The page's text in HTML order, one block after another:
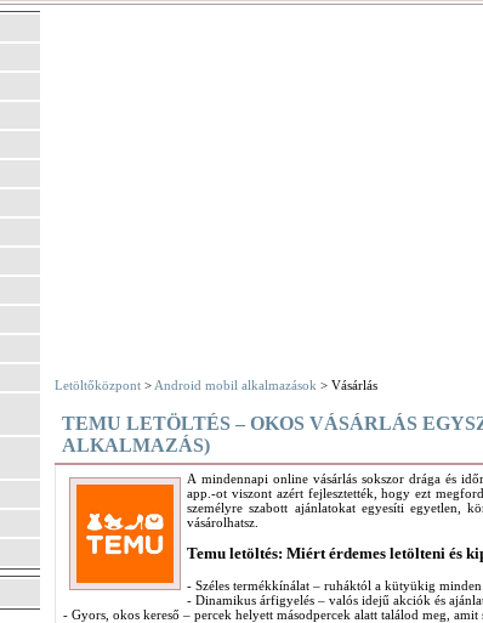
Letöltőközpont > Android mobil alkalmazások > Vásárlás
TEMU LETÖLTÉS – OKOS VÁSÁRLÁS
ALKALMAZÁS)
A mindennapi online vásárlás sokszor drága és
app.-ot viszont azért fejlesztették, hogy ezt
személyre szabott ajánlatokat egyesíti egyetlen,
vásárolhatsz.
Temu letöltés: Miért érdemes letölteni és
- Széles termékkínálat – ruháktól a kütyükig minden
- Dinamikus árfigyelés – valós idejű akciók és
- Gyors, okos kereső – percek helyett másodpercek alatt találod meg, amit